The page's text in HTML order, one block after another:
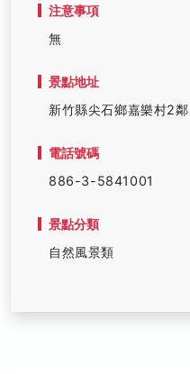
注意事項
無
景點地址
新竹縣尖石鄉嘉樂村2
電話號碼
886-3-5841001
景點分類
自然風景類